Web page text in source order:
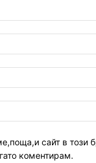
сайт в този
коментирам.